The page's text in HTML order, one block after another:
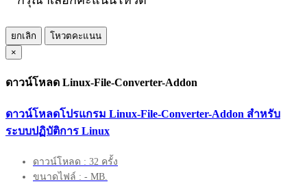
ยกเลิก
โหวตคะแนน
×
ดาวน์โหลด Linux-File-Converter-Addon
ดาวน์โหลดโปรแกรม Linux-File-Converter-Addon สำหรับ
ระบบปฏิบัติการ Linux
ดาวน์โหลด : 32 ครั้ง
ขนาดไฟล์ : - MB.